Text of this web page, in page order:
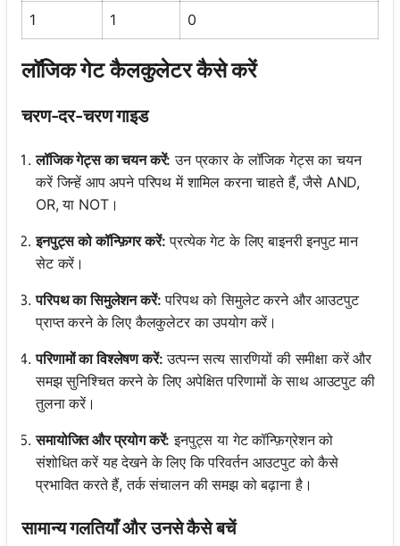
1 1 0
लॉजिक गेट कैलकुलेटर कैसे करें
चरण-दर-चरण गाइड
लॉजिक गेट्स का चयन करें: उन प्रकार के लॉजिक गेट्स का चयन
करें जिन्हें आप अपने परिपथ में शामिल करना चाहते हैं, जैसे AND,
OR, या NOT।
इनपुट्स को कॉन्फ़िगर करें: प्रत्येक गेट के लिए बाइनरी इनपुट मान
सेट करें।
परिपथ का सिमुलेशन करें: परिपथ को सिमुलेट करने और आउटपुट
प्राप्त करने के लिए कैलकुलेटर का उपयोग करें।
परिणामों का विश्लेषण करें: उत्पन्न सत्य सारणियों की समीक्षा करें और
समझ सुनिश्चित करने के लिए अपेक्षित परिणामों के साथ आउटपुट की
तुलना करें।
समायोजित और प्रयोग करें: इनपुट्स या गेट कॉन्फ़िग्रेशन को
संशोधित करें यह देखने के लिए कि परिवर्तन आउटपुट को कैसे
प्रभावित करते हैं, तर्क संचालन की समझ को बढ़ाना है।
सामान्य गलतियाँ और उनसे कैसे बचें